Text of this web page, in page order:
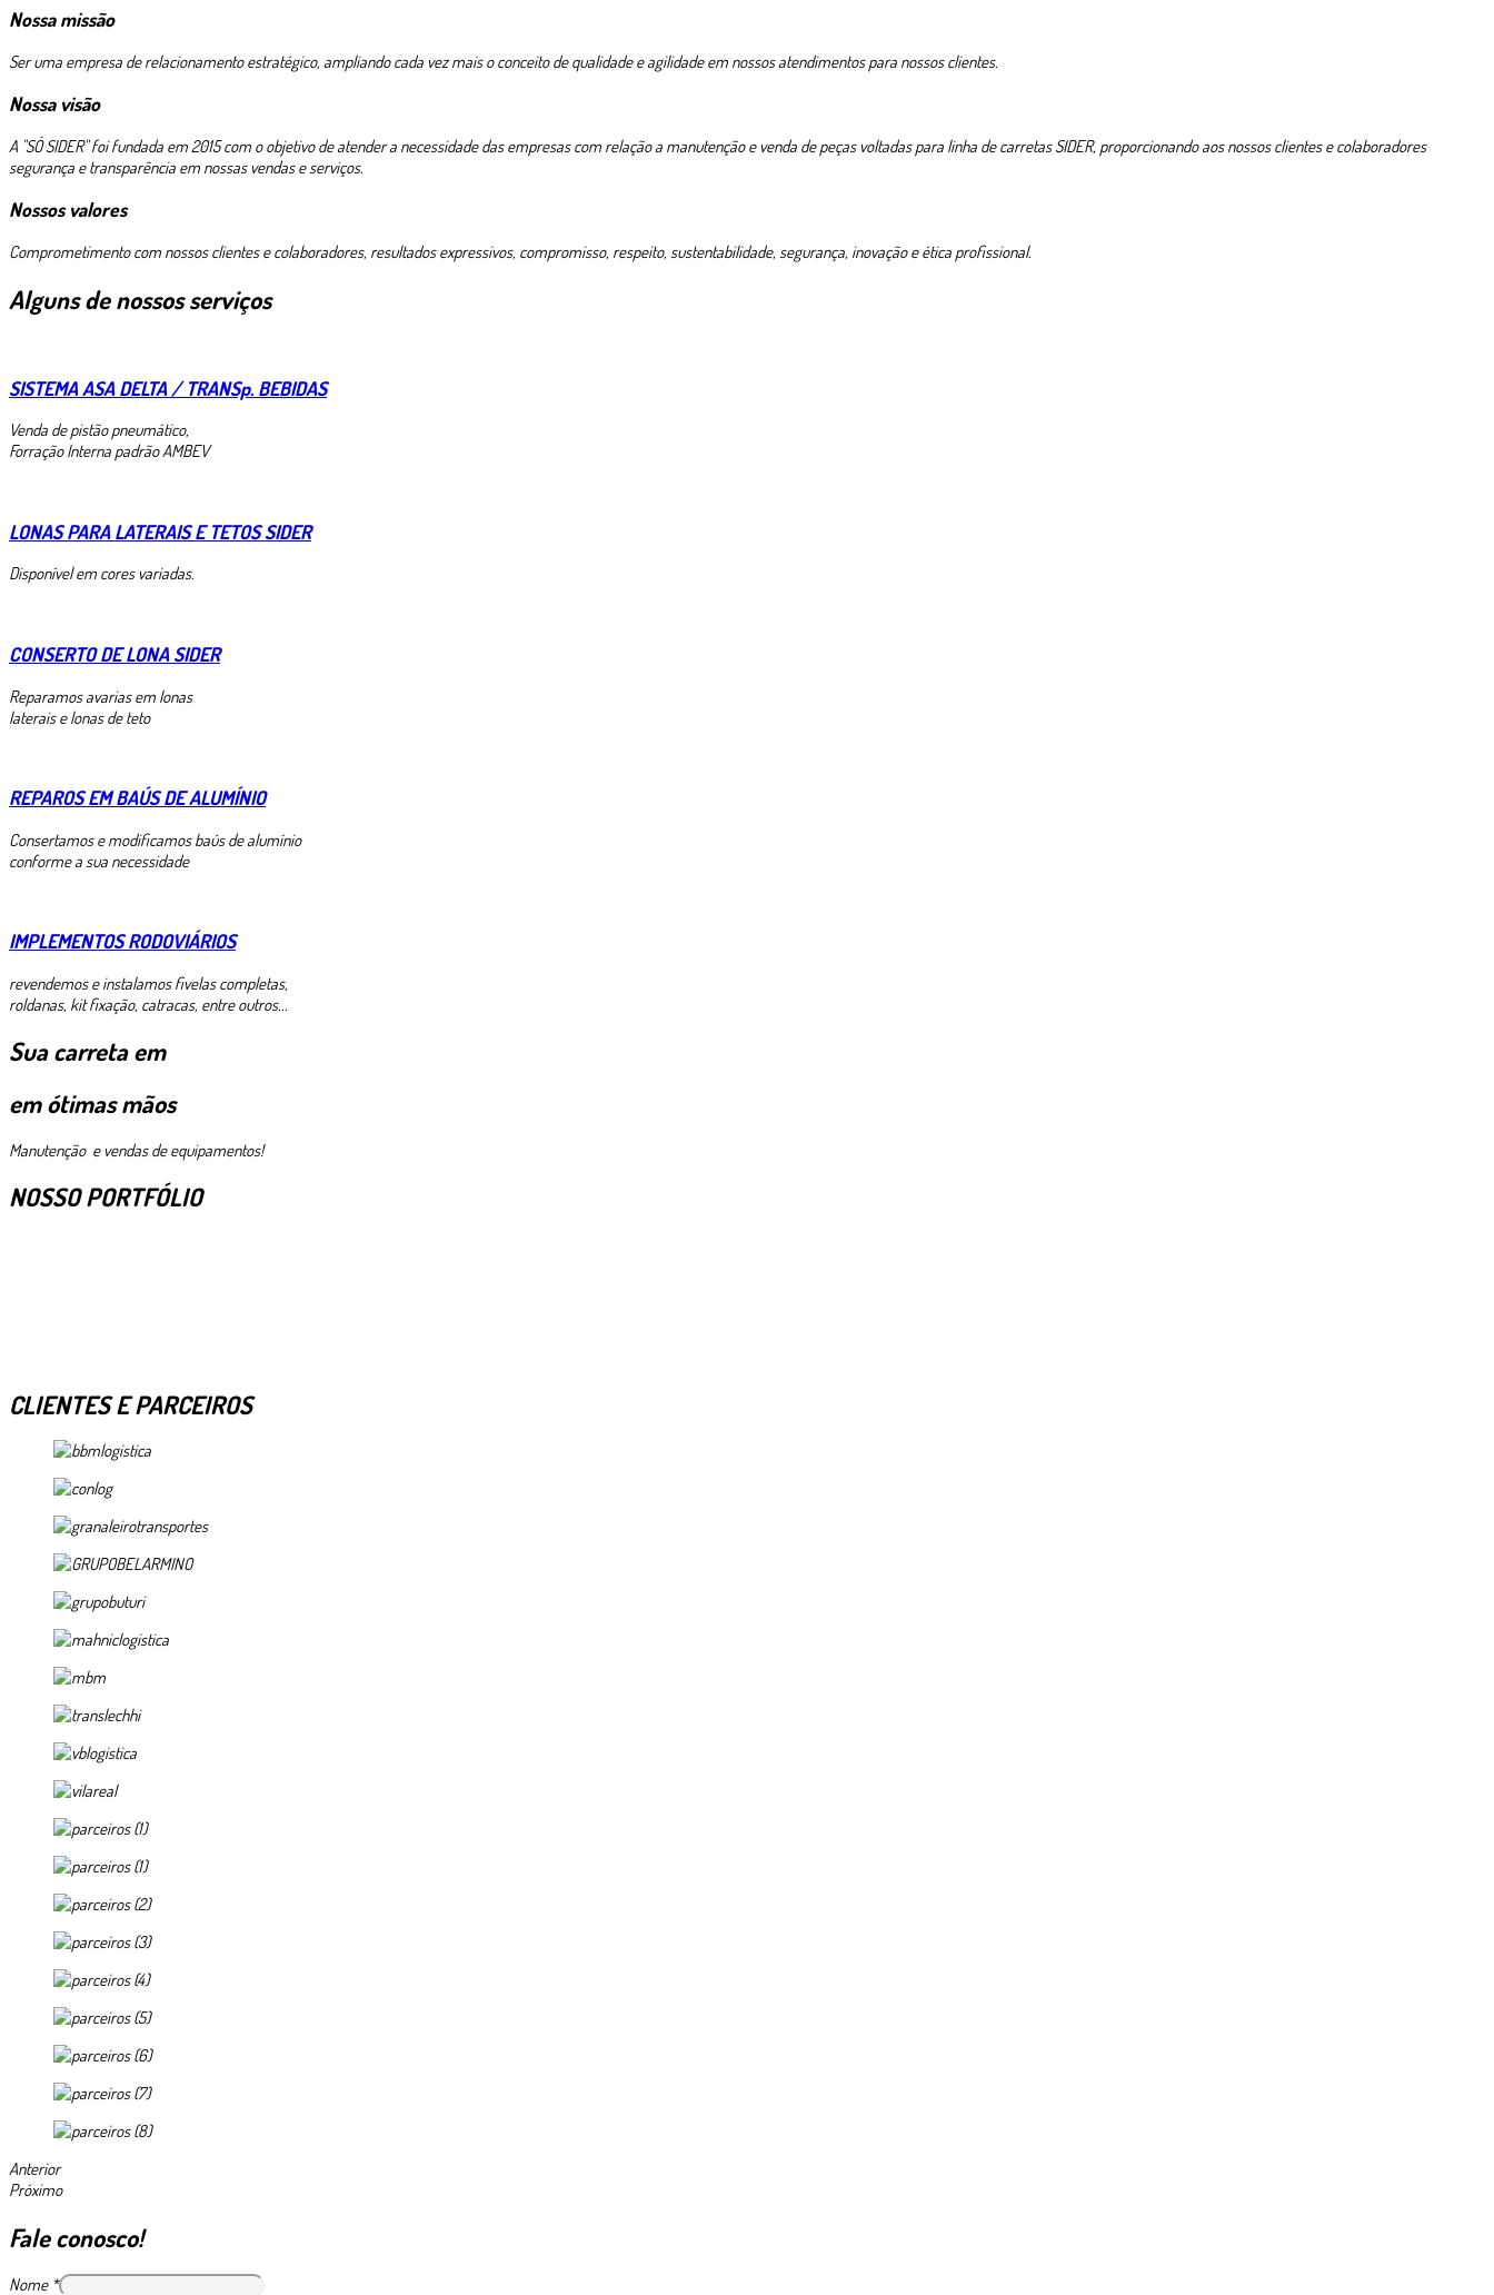
Nossa missão
Ser uma empresa de relacionamento estratégico, ampliando cada vez mais o conceito de qualidade e agilidade em nossos atendimentos para nossos clientes.
Nossa visão
A "SÓ SIDER" foi fundada em 2015 com o objetivo de atender a necessidade das empresas com relação a manutenção e venda de peças voltadas para linha de carretas SIDER, proporcionando aos nossos clientes e colaboradores
segurança e transparência em nossas vendas e serviços.
Nossos valores
Comprometimento com nossos clientes e colaboradores, resultados expressivos, compromisso, respeito, sustentabilidade, segurança, inovação e ética profissional.
Alguns de nossos serviços
SISTEMA ASA DELTA / TRANSp. BEBIDAS
Venda de pistão pneumático,
Forração Interna padrão AMBEV
LONAS PARA LATERAIS E TETOS SIDER
Disponível em cores variadas.
CONSERTO DE LONA SIDER
Reparamos avarias em lonas
laterais e lonas de teto
REPAROS EM BAÚS DE ALUMÍNIO
Consertamos e modificamos baús de alumínio
conforme a sua necessidade
IMPLEMENTOS RODOVIÁRIOS
revendemos e instalamos fivelas completas,
roldanas, kit fixação, catracas, entre outros...
Sua carreta em
em ótimas mãos
Manutenção e vendas de equipamentos!
NOSSO PORTFÓLIO
CLIENTES E PARCEIROS
Anterior
Próximo
Fale conosco!
Nome *